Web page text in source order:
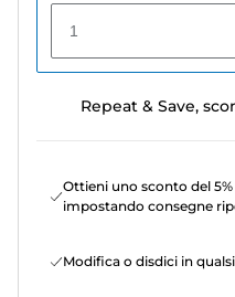
1
Repeat & Save,
Ottieni uno sconto del
impostando consegne
Modifica o disdici in